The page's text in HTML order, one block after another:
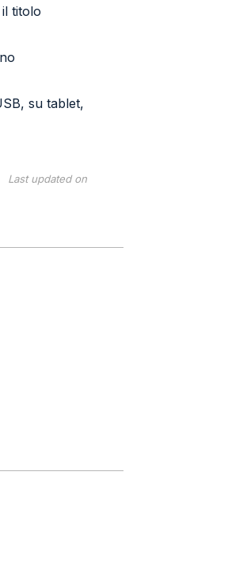
titolo
su tablet,
Last updated on